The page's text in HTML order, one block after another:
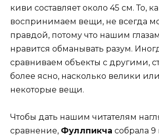
киви составляет около 45 см. То,
воспринимаем вещи, не всегда
правдой, потому что нашим глазам
нравится обманывать разум.
сравниваем объекты с другими,
более ясно, насколько велики
некоторые вещи.
Чтобы дать нашим читателям
сравнение, Фуллпикча собрала